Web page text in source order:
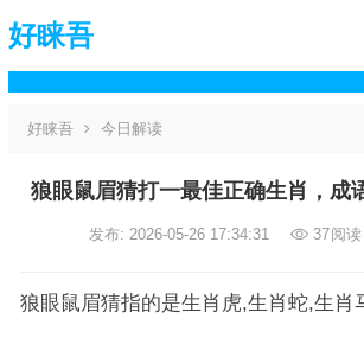
好睐吾
好睐吾 今日解读
狼眼鼠眉猜打一最佳正确生肖，成
发布: 2026-05-26 17:34:31 37阅读
狼眼鼠眉猜指的是生肖虎,生肖蛇,生肖